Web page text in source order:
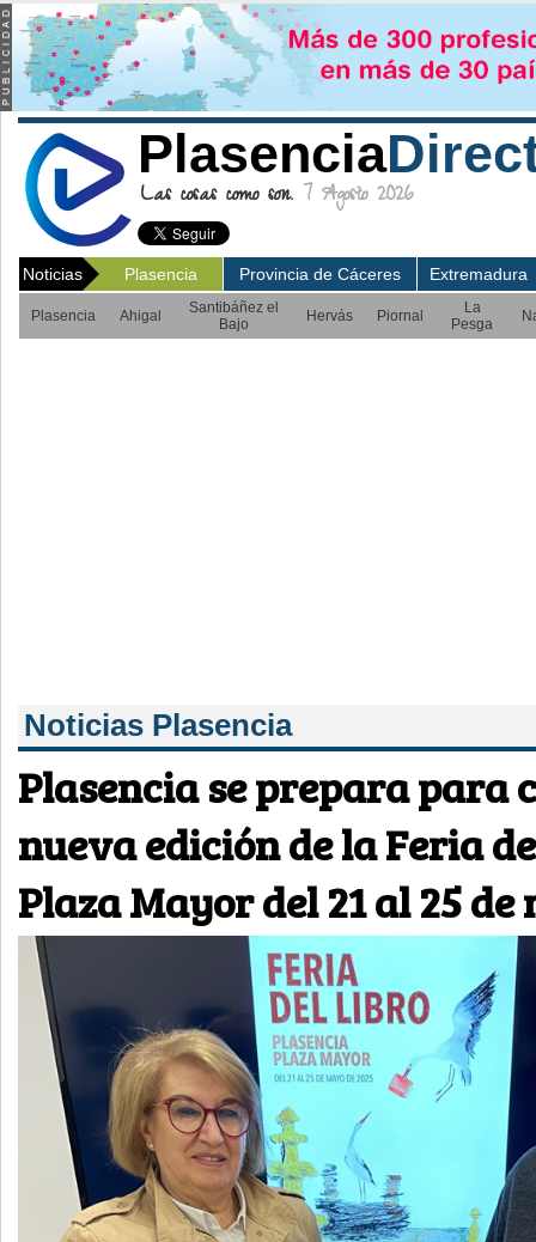
Plasencia
Las cosas como son. 7 Agosto 2026
Noticias Plasencia Provincia de Cáceres Extremadura
Plasencia Ahigal
Santibáñez el
Bajo
Hervás Piornal
La
Pesga
Noticias Plasencia
Plasencia se prepara para
nueva edición de la Feria
Plaza Mayor del 21 al 25 de